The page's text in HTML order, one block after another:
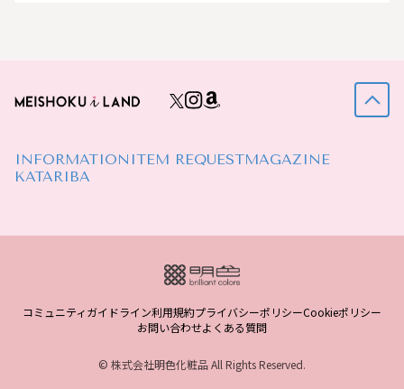
INFORMATION ITEM REQUESTMAGAZINE
KATARIBA
コミュニティガイドライン利用規約プライバシーポリシーCookieポリシー
お問い合わせよくある質問
© 株式会社明色化粧品 All Rights Reserved.